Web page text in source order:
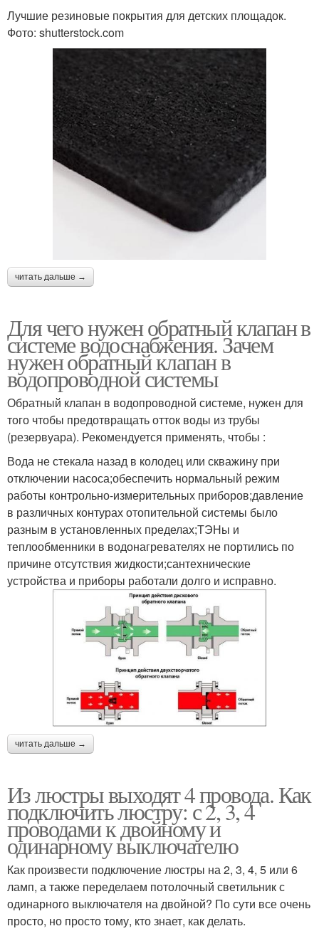
Лучшие резиновые покрытия для детских площадок.
Фото: shutterstock.com
читать дальше →
Для чего нужен обратный клапан в
системе водоснабжения. Зачем
нужен обратный клапан в
водопроводной системы
Обратный клапан в водопроводной системе, нужен для
того чтобы предотвращать отток воды из трубы
(резервуара). Рекомендуется применять, чтобы :
Вода не стекала назад в колодец или скважину при
отключении насоса;обеспечить нормальный режим
работы контрольно-измерительных приборов;давление
в различных контурах отопительной системы было
разным в установленных пределах;ТЭНы и
теплообменники в водонагревателях не портились по
причине отсутствия жидкости;сантехнические
устройства и приборы работали долго и исправно.
читать дальше →
Из люстры выходят 4 провода. Как
подключить люстру: с 2, 3, 4
проводами к двойному и
одинарному выключателю
Как произвести подключение люстры на 2, 3, 4, 5 или 6
ламп, а также переделаем потолочный светильник с
одинарного выключателя на двойной? По сути все очень
просто, но просто тому, кто знает, как делать.